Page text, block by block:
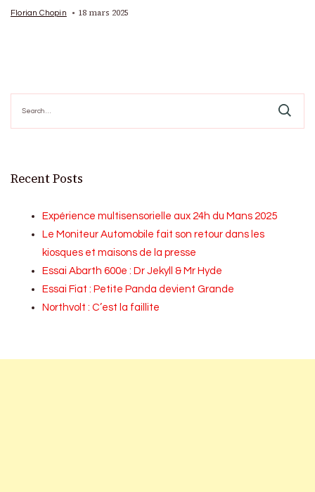
Florian Chopin 18 mars 2025
for:
Recent Posts
Expérience multisensorielle aux 24h du Mans 2025
Le Moniteur Automobile fait son retour dans les
kiosques et maisons de la presse
Essai Abarth 600e : Dr Jekyll & Mr Hyde
Essai Fiat : Petite Panda devient Grande
Northvolt : C’est la faillite